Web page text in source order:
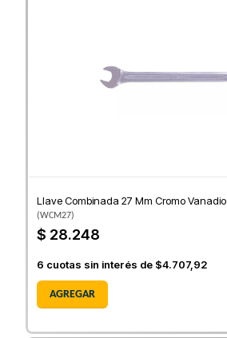
Llave Combinada 27 Mm Cromo Vanadio
(WCM27)
$ 28.248
6 cuotas sin interés de $4.707,92
AGREGAR